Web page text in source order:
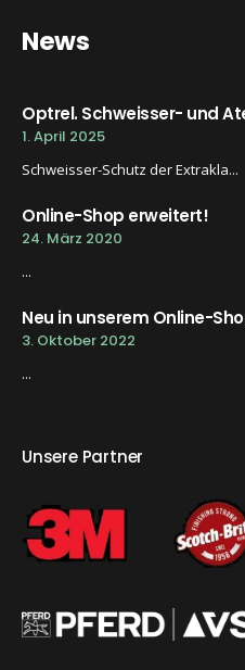
News
Optrel. Schweisser- und
1. April 2025
Schweisser-Schutz der Extrakla...
Online-Shop erweitert!
24. März 2020
...
Neu in unserem Online-
3. Oktober 2022
...
Unsere Partner